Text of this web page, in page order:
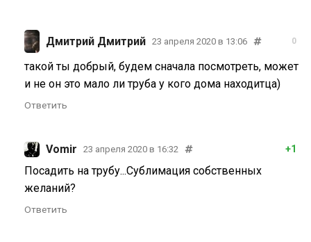
Дмитрий Дмитрий 23 апреля 2020 в 13:06 0
такой ты добрый, будем сначала посмотреть, может
и не он это мало ли труба у кого дома находитца)
Ответить
Vomir 23 апреля 2020 в 16:32 +1
Посадить на трубу...Сублимация собственных
желаний?
Ответить